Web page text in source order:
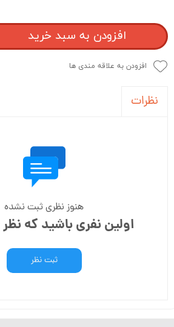
افزودن به سبد خرید
افزودن به علاقه مندی ها
نظرات
هنوز نظری ثبت نشده
اولین نفری باشید که
ثبت نظر